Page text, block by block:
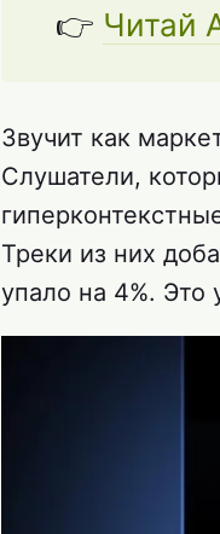
👉 Читай
Звучит как
Слушатели,
Треки из них
упало на 4%. Это